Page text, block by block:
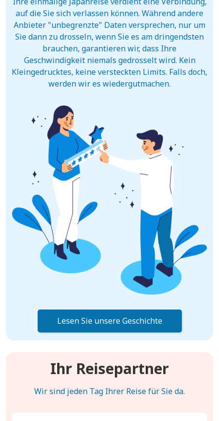
auf die Sie sich verlassen können. Während andere
Anbieter "unbegrenzte" Daten versprechen, nur um
Sie dann zu drosseln, wenn Sie es am dringendsten
brauchen, garantieren wir, dass Ihre
Geschwindigkeit niemals gedrosselt wird. Kein
Kleingedrucktes, keine versteckten Limits. Falls doch,
werden wir es wiedergutmachen.
Lesen Sie unsere Geschichte
Ihr Reisepartner
Wir sind jeden Tag Ihrer Reise für Sie da.